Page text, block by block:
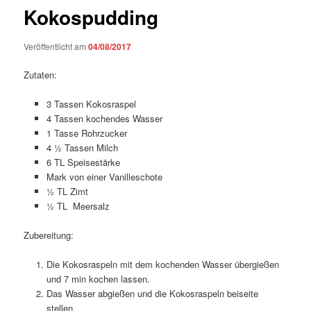
Kokospudding
Veröffentlicht am04/08/2017
Zutaten:
3 Tassen Kokosraspel
4 Tassen kochendes Wasser
1 Tasse Rohrzucker
4 ½ Tassen Milch
6 TL Speisestärke
Mark von einer Vanilleschote
½ TL Zimt
½ TL Meersalz
Zubereitung:
Die Kokosraspeln mit dem kochenden Wasser übergießen
und 7 min kochen lassen.
Das Wasser abgießen und die Kokosraspeln beiseite
stellen.